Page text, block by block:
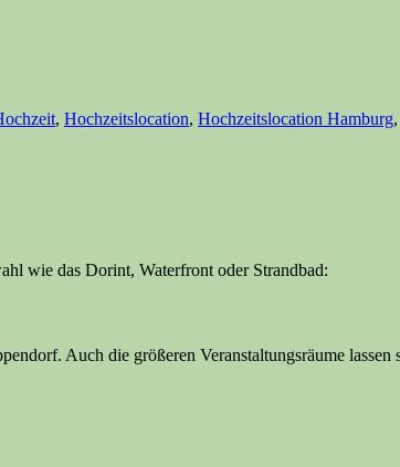
, Hochzeitslocation, Hochzeitslocation Hamburg,
wie das Dorint, Waterfront oder Strandbad:
Auch die größeren Veranstaltungsräume